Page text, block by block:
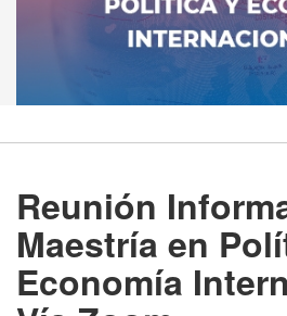
Reunión
Maestría en
Economía